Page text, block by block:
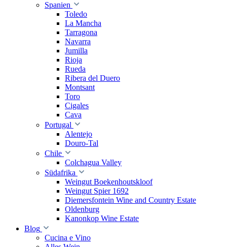
Spanien
Toledo
La Mancha
Tarragona
Navarra
Jumilla
Rioja
Rueda
Ribera del Duero
Montsant
Toro
Cigales
Cava
Portugal
Alentejo
Douro-Tal
Chile
Colchagua Valley
Südafrika
Weingut Boekenhoutskloof
Weingut Spier 1692
Diemersfontein Wine and Country Estate
Oldenburg
Kanonkop Wine Estate
Blog
Cucina e Vino